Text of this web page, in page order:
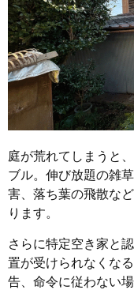
庭が荒れてしまうと
ブル。伸び放題の雑
害、落ち葉の飛散な
ります。
さらに特定空き家と
置が受けられなくな
告、命令に従わない